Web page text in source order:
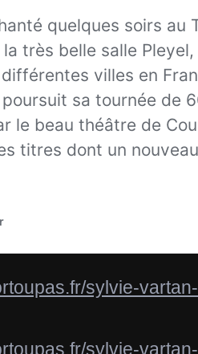
sylvie-
sylvie-